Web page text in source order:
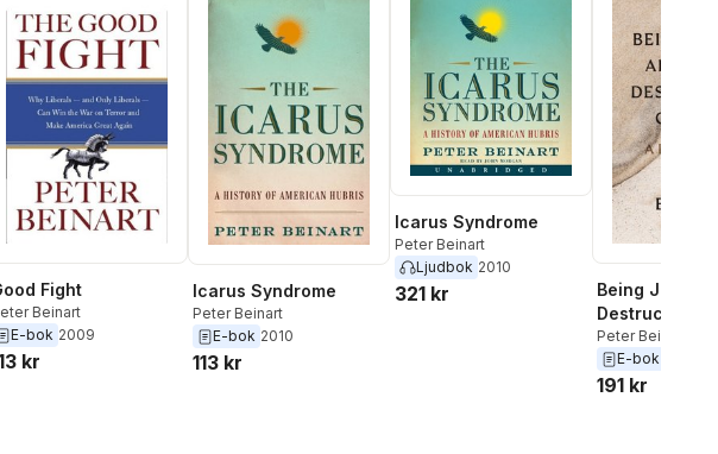
Fight
Beinart
E-bok 2009
kr
Icarus Syndrome
Peter Beinart
E-bok 2010
113 kr
Icarus Syndrome
Peter Beinart
Ljudbok 2010
321 kr
Being Jewish
Destruction
Peter Beinart
E-bok
191 kr